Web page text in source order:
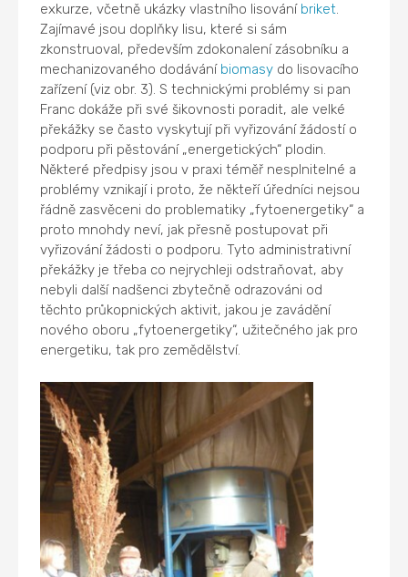
exkurze, včetně ukázky vlastního lisování briket.
Zajímavé jsou doplňky lisu, které si sám
zkonstruoval, především zdokonalení zásobníku a
mechanizovaného dodávání biomasy do lisovacího
zařízení (viz obr. 3). S technickými problémy si pan
Franc dokáže při své šikovnosti poradit, ale velké
překážky se často vyskytují při vyřizování žádostí o
podporu při pěstování „energetických“ plodin.
Některé předpisy jsou v praxi téměř nesplnitelné a
problémy vznikají i proto, že někteří úředníci nejsou
řádně zasvěceni do problematiky „fytoenergetiky“ a
proto mnohdy neví, jak přesně postupovat při
vyřizování žádosti o podporu. Tyto administrativní
překážky je třeba co nejrychleji odstraňovat, aby
nebyli další nadšenci zbytečně odrazováni od
těchto průkopnických aktivit, jakou je zavádění
nového oboru „fytoenergetiky“, užitečného jak pro
energetiku, tak pro zemědělství.